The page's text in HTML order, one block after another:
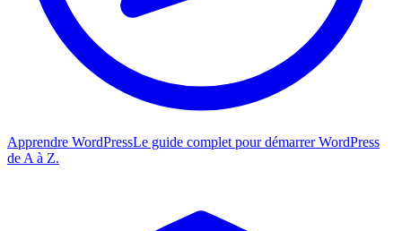
Apprendre WordPressLe guide complet pour démarrer WordPress
de A à Z.